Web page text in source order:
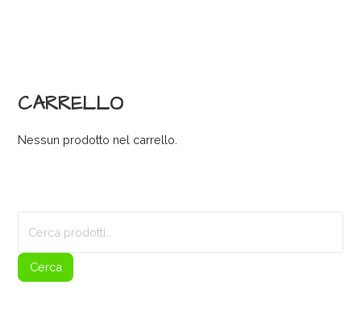
CARRELLO
Nessun prodotto nel carrello.
Cerca